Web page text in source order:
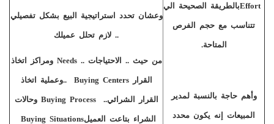
Effortبالطريقة الصحيحة الي
تتناسب مع حجم الفرص
المتاحة.
وأهم حاجة بالنسبة لمدير
المبيعات إنه يكون محدد
وعشان تحدد استراتيجية البيع بشكل تفصيلي
.. لازم تحلل عميلك
من حيث .. الاحتياجات Needs ..ومراكز اتخاذ
القرار Buying Centers
..وعملية اتخاذ
القرار الشرائي..
Buying Processوحالات
الشراء بتاعت العميلBuying Situations